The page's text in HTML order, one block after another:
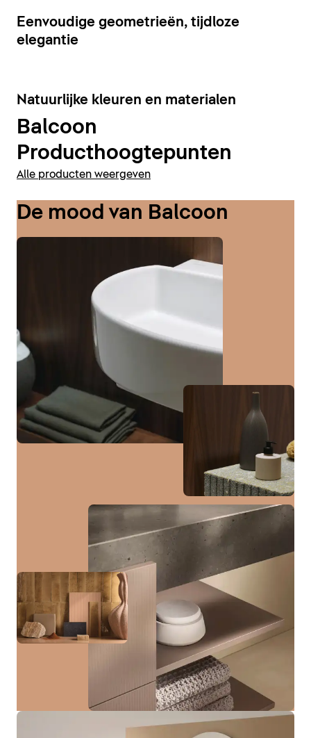
Badkamermeubels weergeven
7
Eenvoudige geometrieën, tijdloze
elegantie
6
Natuurlijke kleuren en materialen
Balcoon
Producthoogtepunten
Alle producten weergeven
De mood van Balcoon